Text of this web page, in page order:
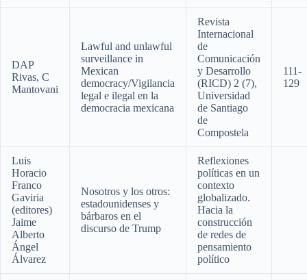
DAP
Rivas, C
Mantovani
Lawful and unlawful
surveillance in
Mexican
democracy/Vigilancia
legal e ilegal en la
democracia mexicana
Revista
Internacional
de
Comunicación
y Desarrollo
(RICD) 2 (7),
Universidad
de Santiago
de
Compostela
111-
129
Luis
Horacio
Franco
Gaviria
(editores)
Jaime
Alberto
Ángel
Álvarez
Nosotros y los otros:
estadounidenses y
bárbaros en el
discurso de Trump
Reflexiones
políticas en un
contexto
globalizado.
Hacia la
construcción
de redes de
pensamiento
político